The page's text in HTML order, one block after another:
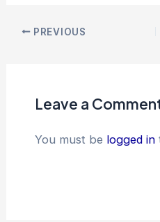
PREVIOUS
Leave a
You must be logged in